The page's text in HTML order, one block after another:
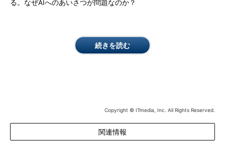
る。なぜAIへのあいさつが問題なのか？
続きを読む
Copyright © ITmedia, Inc. All Rights Reserved.
関連情報